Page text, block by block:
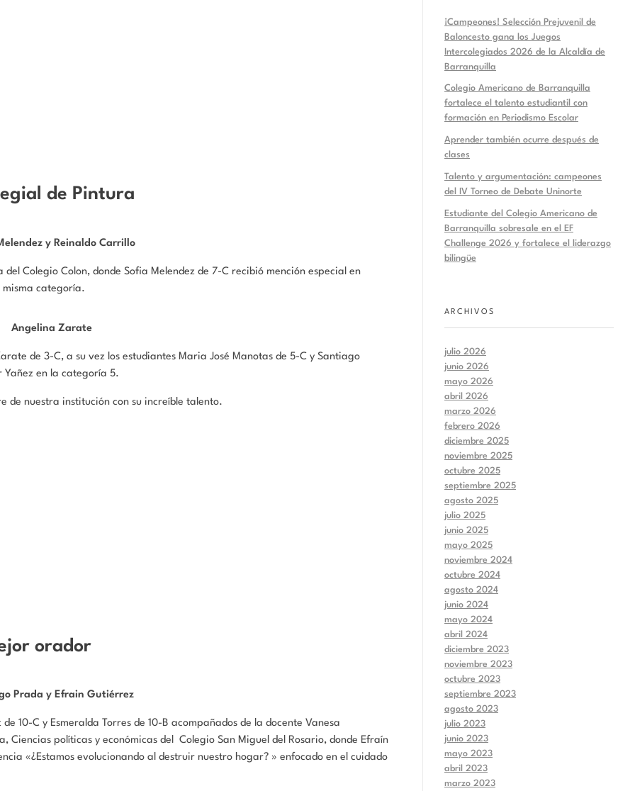
de Pintura
y Reinaldo Carrillo
Colegio Colon, donde Sofia Melendez de 7-C recibió mención especial en
misma categoría.
Angelina Zarate
de 3-C, a su vez los estudiantes Maria José Manotas de 5-C y Santiago
Yañez en la categoría 5.
de nuestra institución con su increíble talento.
orador
Prada y Efrain Gutiérrez
10-C y Esmeralda Torres de 10-B acompañados de la docente Vanesa
Ciencias políticas y económicas del Colegio San Miguel del Rosario, donde Efraín
«¿Estamos evolucionando al destruir nuestro hogar? » enfocado en el cuidado
¡Campeones! Selección Prejuvenil de
Baloncesto gana los Juegos
Intercolegiados 2026 de la Alcaldía de
Barranquilla
Colegio Americano de Barranquilla
fortalece el talento estudiantil con
formación en Periodismo Escolar
Aprender también ocurre después de
clases
Talento y argumentación: campeones
del IV Torneo de Debate Uninorte
Estudiante del Colegio Americano de
Barranquilla sobresale en el EF
Challenge 2026 y fortalece el liderazgo
bilingüe
ARCHIVOS
julio 2026
junio 2026
mayo 2026
abril 2026
marzo 2026
febrero 2026
diciembre 2025
noviembre 2025
octubre 2025
septiembre 2025
agosto 2025
julio 2025
junio 2025
mayo 2025
noviembre 2024
octubre 2024
agosto 2024
junio 2024
mayo 2024
abril 2024
diciembre 2023
noviembre 2023
octubre 2023
septiembre 2023
agosto 2023
julio 2023
junio 2023
mayo 2023
abril 2023
marzo 2023